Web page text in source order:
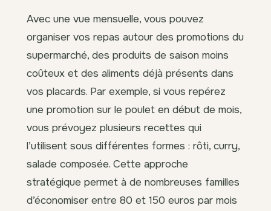
Avec une vue mensuelle, vous pouvez
organiser vos repas autour des promotions du
supermarché, des produits de saison moins
coûteux et des aliments déjà présents dans
vos placards. Par exemple, si vous repérez
une promotion sur le poulet en début de mois,
vous prévoyez plusieurs recettes qui
l’utilisent sous différentes formes : rôti, curry,
salade composée. Cette approche
stratégique permet à de nombreuses familles
d’économiser entre 80 et 150 euros par mois